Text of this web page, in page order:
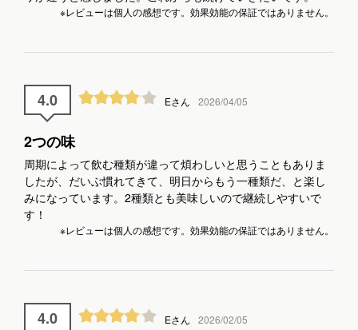
※レビューは個人の感想です。効果効能の保証ではありません。
4.0 Eさん 2026/04/05
2つの味
周期によって飲む種類が違って煩わしいと思うこともありま
したが、だいぶ慣れてきて、明日からもう一種類だ、と楽し
みになっています。2種類とも美味しいので継続しやすいで
す！
※レビューは個人の感想です。効果効能の保証ではありません。
4.0 Eさん 2026/02/05